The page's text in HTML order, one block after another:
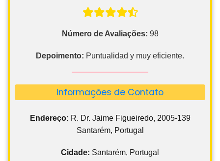
Número de Avaliações: 98
Depoimento: Puntualidad y muy eficiente.
Informações de Contato
Endereço: R. Dr. Jaime Figueiredo, 2005-139
Santarém, Portugal
Cidade: Santarém, Portugal